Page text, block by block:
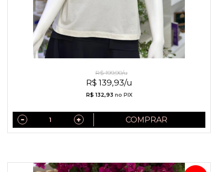
R$ 139,93/u
R$ 199,90/u
R$ 132,93 no PIX
COMPRAR